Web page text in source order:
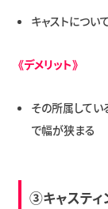
キャストについ
《デメリット》
その所属してい
で幅が狭まる
③キャスティ